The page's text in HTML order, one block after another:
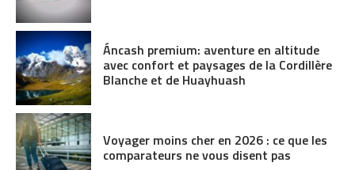
Áncash premium: aventure en altitude
avec confort et paysages de la Cordillère
Blanche et de Huayhuash
Voyager moins cher en 2026 : ce que les
comparateurs ne vous disent pas